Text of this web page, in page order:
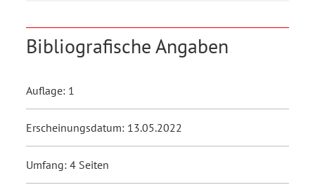
Bibliografische Angaben
Auflage: 1
Erscheinungsdatum: 13.05.2022
Umfang: 4 Seiten